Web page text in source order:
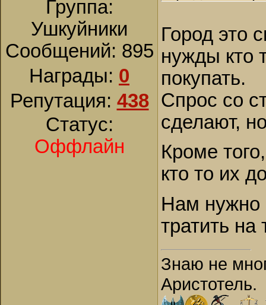
Группа:
Ушкуйники
Сообщений: 895
Награды: 0
Репутация: 438
Статус:
Оффлайн
Город это
нужды кто
покупать.
Спрос со
сделают,
Кроме
кто то их
Нам нужно
тратить на
Знаю не
Аристотель.